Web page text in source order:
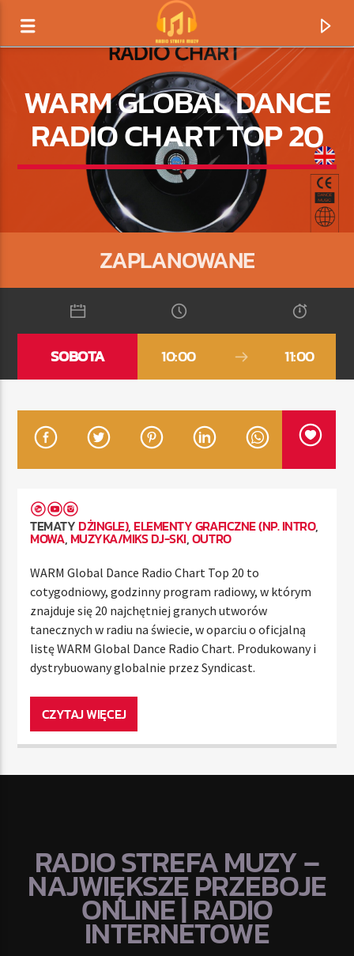
RADIO STREFA MUZY
Radio Strefa Muzy
WARM GLOBAL DANCE
RADIO CHART TOP 20
ZAPLANOWANE
SOBOTA 10:00 11:00
TEMATY DŻINGLE), ELEMENTY GRAFICZNE (NP. INTRO,
MOWA, MUZYKA/MIKS DJ-SKI,OUTRO
WARM Global Dance Radio Chart Top 20 to
cotygodniowy, godzinny program radiowy, w którym
znajduje się 20 najchętniej granych utworów
tanecznych w radiu na świecie, w oparciu o oficjalną
listę WARM Global Dance Radio Chart. Produkowany i
dystrybuowany globalnie przez Syndicast.
CZYTAJ WIĘCEJ
RADIO STREFA MUZY –
NAJWIĘKSZE PRZEBOJE
ONLINE | RADIO
INTERNETOWE